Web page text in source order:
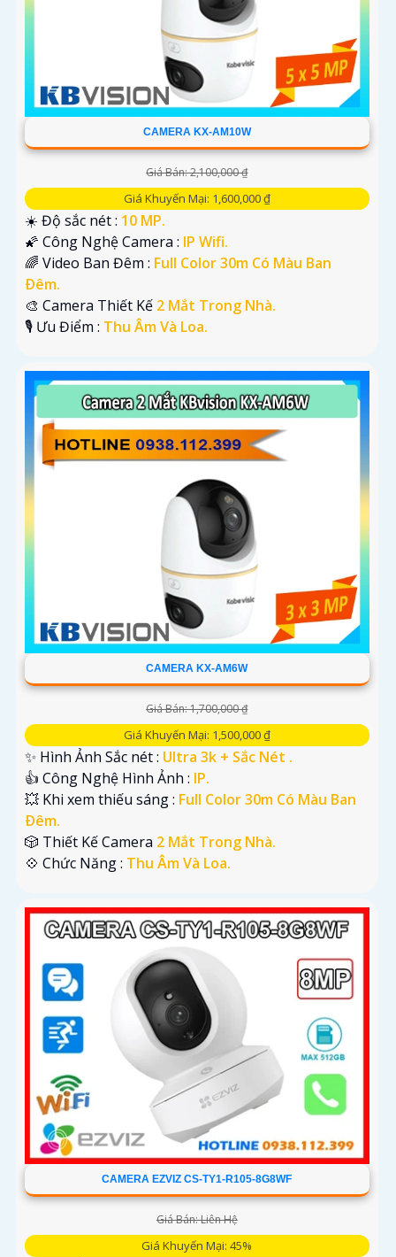
CAMERA KX-AM10W
Giá Bán: 2,100,000 ₫
Giá Khuyến Mại: 1,600,000 ₫
☀️ Độ sắc nét : 10 MP.
🌠 Công Nghệ Camera : IP Wifi.
🌈 Video Ban Đêm : Full Color 30m Có Màu Ban
Ðêm.
🎨 Camera Thiết Kế 2 Mắt Trong Nhà.
️🎙 Ưu Điểm : Thu Âm Và Loa.
CAMERA KX-AM6W
Giá Bán: 1,700,000 ₫
Giá Khuyến Mại: 1,500,000 ₫
✨ Hình Ảnh Sắc nét : Ultra 3k + Sắc Nét .
👍 Công Nghệ Hình Ảnh : IP.
💥 Khi xem thiếu sáng : Full Color 30m Có Màu Ban
Ðêm.
🎲 Thiết Kế Camera 2 Mắt Trong Nhà.
️💠 Chức Năng : Thu Âm Và Loa.
CAMERA EZVIZ CS-TY1-R105-8G8WF
Giá Bán: Liên Hệ
Giá Khuyến Mại: 45%